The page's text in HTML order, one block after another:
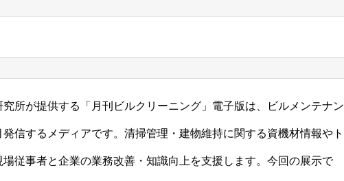
所が提供する「月刊ビルクリーニング」電子版は、ビルメンテナン
信するメディアです。清掃管理・建物維持に関する資機材情報やト
従事者と企業の業務改善・知識向上を支援します。今回の展示で